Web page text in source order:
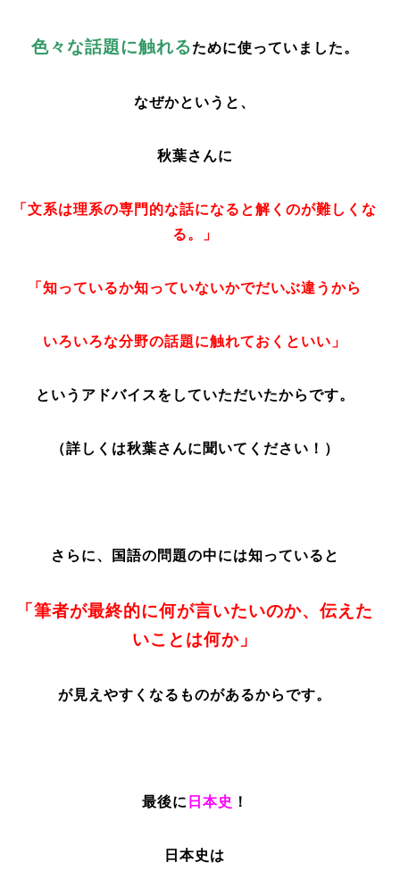
色々な話題に触れるために使っていました。
なぜかというと、
秋葉さんに
「文系は理系の専門的な話になると解くのが難しくな
る。」
「知っているか知っていないかでだいぶ違うから
いろいろな分野の話題に触れておくといい」
というアドバイスをしていただいたからです。
（詳しくは秋葉さんに聞いてください！）
さらに、国語の問題の中には知っていると
「筆者が最終的に何が言いたいのか、伝えた
いことは何か」
が見えやすくなるものがあるからです。
最後に 日本史 ！
日本史は